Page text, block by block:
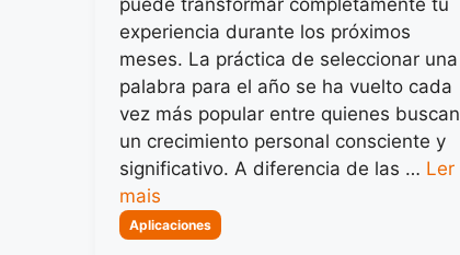
puede transformar completamente tu
experiencia durante los próximos
meses. La práctica de seleccionar una
palabra para el año se ha vuelto cada
vez más popular entre quienes buscan
un crecimiento personal consciente y
significativo. A diferencia de las … Ler
mais
Categorias
Aplicaciones